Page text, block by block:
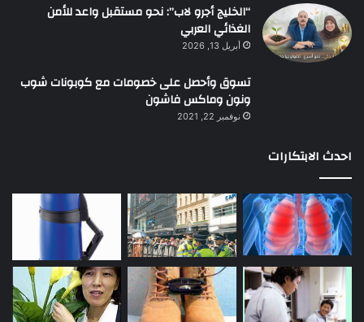
“الخليج أجرو لاب”: نحو مستقبل واعد للأمن
الغذائي العربي
أبريل 13, 2026
تسوق وأحصل على خصومات مع كوبونات شوب
ونون وماكس فاشون
نوفمبر 22, 2021
احدث الابتكارات